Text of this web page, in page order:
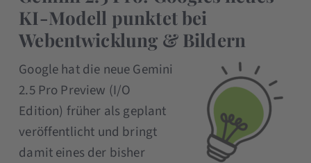
KI-Modell punktet bei
Webentwicklung & Bildern
Google hat die neue Gemini
2.5 Pro Preview (I/O
Edition) früher als geplant
veröffentlicht und bringt
damit eines der bisher